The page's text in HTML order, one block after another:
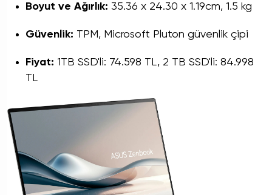
Boyut ve Ağırlık: 35.36 x 24.30 x 1.19cm, 1.5 kg
Güvenlik: TPM, Microsoft Pluton güvenlik çipi
Fiyat: 1TB SSD'li: 74.598 TL, 2 TB SSD'li: 84.998
TL